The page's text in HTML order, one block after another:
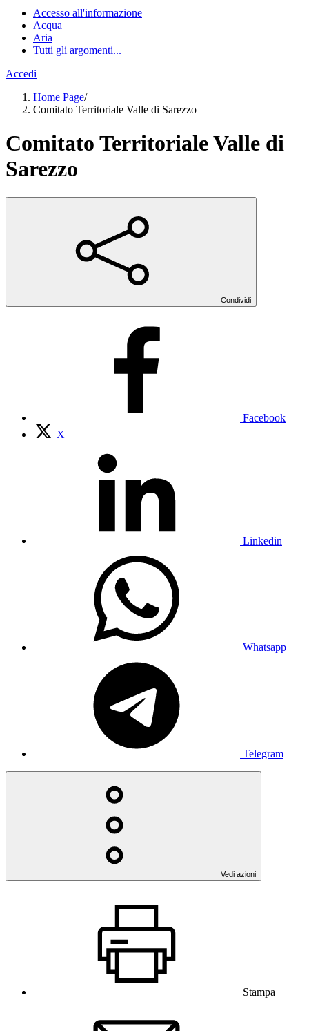
Accesso all'informazione
Acqua
Aria
Tutti gli argomenti...
Accedi
Home Page/
Comitato Territoriale Valle di Sarezzo
Comitato Territoriale Valle di
Sarezzo
Condividi
Facebook
X
Linkedin
Whatsapp
Telegram
Vedi azioni
Stampa